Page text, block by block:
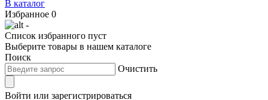
В каталог
Избранное 0
-
Список избранного пуст
Выберите товары в нашем каталоге
Поиск
Очистить
Войти или зарегистрироваться